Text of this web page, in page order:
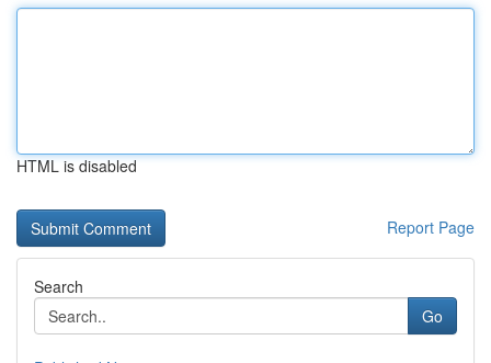
HTML is disabled
Report Page
Search
Go